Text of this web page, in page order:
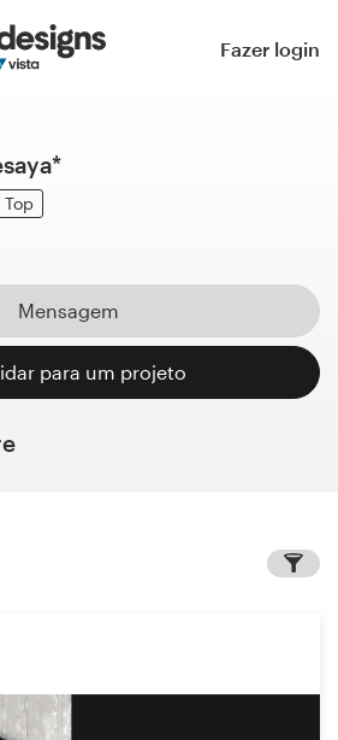
Fazer login
Mensagem
para um projeto